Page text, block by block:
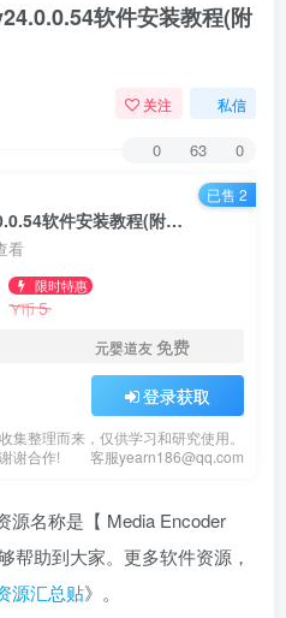
软件安装教程(附
关注 私信
0 63 0
Media Encoder 2024 v24.0.0.54软件安装教程(附软件下载地址)
看
限时特惠
Y币5
元婴道友免费
登录获取
集整理而来，仅供学习和研究使用。
谢合作!
客服yearn186@qq.com
已售 2
源名称是【 Media Encoder
帮助到大家。更多软件资源，
源汇总贴》。